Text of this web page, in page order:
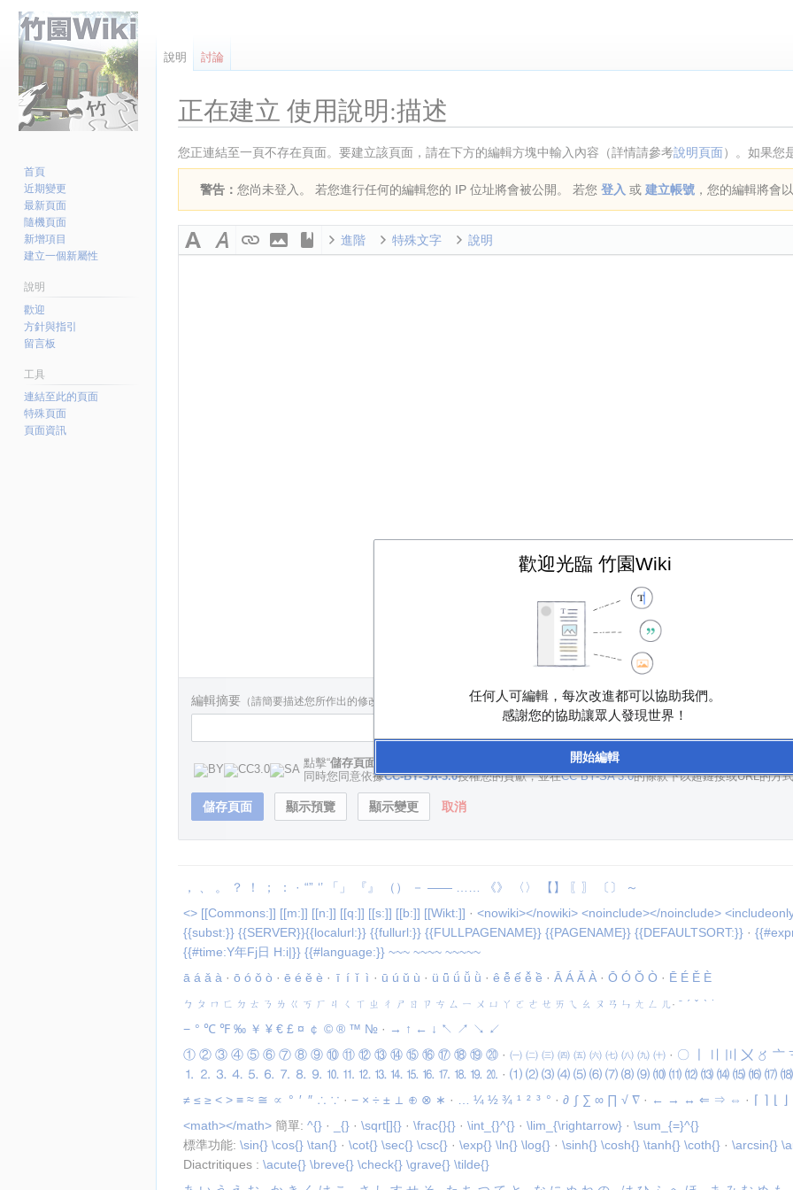
正在建立 使用說明:描述
跳
至
覽
跳
至
尋
您正連結至一頁不存在頁面。要建立該頁面，請在下方的編輯方塊中輸入內容（詳情請參考說明頁面）。如果您
警告： 您尚未登入。 若您進行任何的編輯您的 IP 位址將會被公開。 若您 登入 或 建立帳號 ，您的編輯將會
進階 特殊文字 說明
編輯摘要 （請簡要描述您所作出的修改 內容擴充 修飾語句 修正筆誤 排版 來源 內部連結
點擊“儲存頁面
”按鈕後，表示您同意我們的使用條款。
同時您同意依據CC-BY-SA-3.0授權您的貢獻，並在CC BY-SA 3.0的條款下以超鏈接或URL的方式
取消
， 、 。 ？ ！ ； ： · “” ‘’ 「」 『』 （） － —— …… 《》 〈〉 【】 〖〗 〔〕
～
<> [[Commons:]] [[m:]] [[n:]] [[q:]] [[s:]] [[b:]] [[Wikt:]] · <nowiki></nowiki> <noinclude></noinclude>
{{subst:}} {{SERVER}}{{localurl:}} {{fullurl:}} {{FULLPAGENAME}} {{PAGENAME}} {{DEFAULTSORT:}} ·
{{#time:Y年Fj日 H:i|}} {{#language:}} ~~~ ~~~~ ~~~~~
ā á ǎ à · ō ó ǒ ò · ē é ě è · ī í ǐ ì · ū ú ǔ ù · ü ǖ ǘ ǚ ǜ · ê ê̄ ế ê̌ ề · Ā Á Ǎ À · Ō Ó Ǒ Ò · Ē É Ě È
ㄅ ㄆ ㄇ ㄈ ㄉ ㄊ ㄋ ㄌ ㄍ ㄎ ㄏ ㄐ ㄑ ㄒ ㄓ ㄔ ㄕ ㄖ ㄗ ㄘ ㄙ ㄧ ㄨ ㄩ ㄚ ㄛ ㄜ ㄝ ㄞ ㄟ ㄠ ㄡ ㄢ ㄣ ㄤ ㄥ ㄦ· ˉ ˊ ˇ ˋ ˙
− ° ℃ ℉ ‰ ￥ ¥ € £ ¤ ￠ © ® ™ № · → ↑ ← ↓ ↖ ↗ ↘ ↙
① ② ③ ④ ⑤ ⑥ ⑦ ⑧ ⑨ ⑩ ⑪ ⑫ ⑬ ⑭ ⑮ ⑯ ⑰ ⑱ ⑲ ⑳ · ㈠ ㈡ ㈢ ㈣ ㈤ ㈥ ㈦ ㈧ ㈨ ㈩ · 〇 〢 〣 〤 〥 〦
⒈ ⒉ ⒊ ⒋ ⒌ ⒍ ⒎ ⒏ ⒐ ⒑ ⒒ ⒓ ⒔ ⒕ ⒖ ⒗ ⒘ ⒙ ⒚ ⒛ · ⑴ ⑵ ⑶ ⑷ ⑸ ⑹ ⑺ ⑻ ⑼ ⑽ ⑾ ⑿ ⒀ ⒁ ⒂ ⒃ ⒄ ⒅
≠ ≤ ≥ < > ≡ ≈ ≅ ∝ ° ′ ″ ∴ ∵ · − × ÷ ± ⊥ ⊕ ⊗ ∗ · … ¼ ½ ¾ ¹ ² ³ ° · ∂ ∫ ∑ ∞ ∏ √ ∇ · ← → ↔ ⇐ ⇒ ⇔ · ⌈ ⌉ ⌊ ⌋
<math></math> 簡單: ^{} · _{} · \sqrt[]{} · \frac{}{} · \int_{}^{} · \lim_{\rightarrow} · \sum_{=}^{}
標準功能: \sin{} \cos{} \tan{} · \cot{} \sec{} \csc{} · \exp{} \ln{} \log{} · \sinh{} \cosh{} \tanh{} \coth{} · \arcsin{}
Diactritiques : \acute{} \breve{} \check{} \grave{} \tilde{}
說明 討論
首頁
近期變更
最新頁面
隨機頁面
新增項目
建立一個新屬性
說明
歡迎
方針與指引
留言板
工具
連結至此的頁面
特殊頁面
頁面資訊
歡迎光臨 竹園Wiki
任何人可編輯，每次改進都可以協助我們。
感謝您的協助讓眾人發現世界！
開始編輯